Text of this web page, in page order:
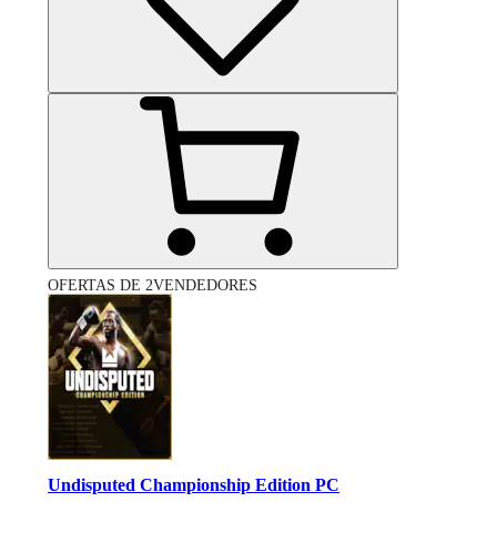
OFERTAS DE 2VENDEDORES
Undisputed Championship Edition PC